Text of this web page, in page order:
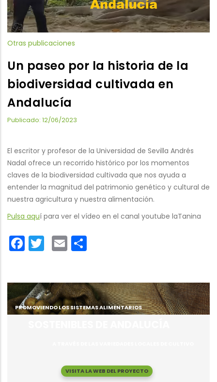
Otras publicaciones
Un paseo por la historia de la
biodiversidad cultivada en
Andalucía
Publicado: 12/06/2023
El escritor y profesor de la Universidad de Sevilla Andrés
Nadal ofrece un recorrido histórico por los momentos
claves de la biodiversidad cultivada que nos ayuda a
entender la magnitud del patrimonio genético y cultural de
nuestra agricultura y nuestra alimentación.
Pulsa aquí para ver el vídeo en el canal youtube laTanina
Facebook
Twitter
Email
PROMOVIENDO LOS SISTEMAS ALIMENTARIOS
VISITA LA WEB DEL PROYECTO